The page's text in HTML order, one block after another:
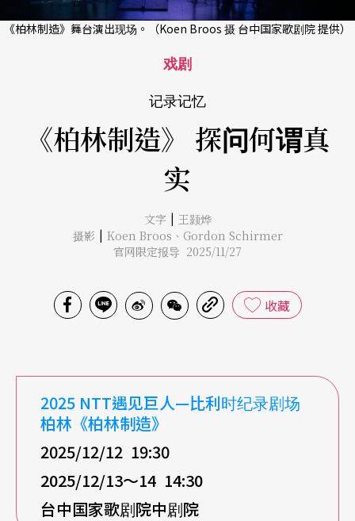
《柏林制造》舞台演出现场。（Koen Broos 摄 台中国家歌剧院 提供）
戏剧
记录记忆
《柏林制造》 探问何谓真
实
文字 | 王颢烨
摄影 | Koen Broos 、 Gordon Schirmer
官网限定报导 2025/11/27
收藏
2025 NTT遇见巨人—比利时纪录剧场
柏林《柏林制造》
2025/12/12 19:30
2025/12/13～14 14:30
台中国家歌剧院中剧院